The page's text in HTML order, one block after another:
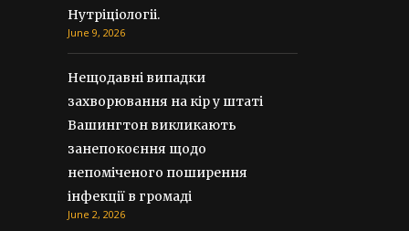
Нутріціологіі.
June 9, 2026
Нещодавні випадки
захворювання на кір у штаті
Вашингтон викликають
занепокоєння щодо
непоміченого поширення
інфекції в громаді
June 2, 2026